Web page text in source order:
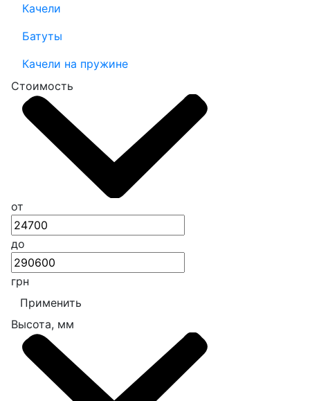
Качели
Батуты
Качели на пружине
Стоимость
от
до
грн
Применить
Высота, мм